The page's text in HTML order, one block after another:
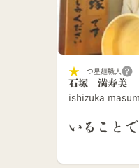
一つ星麺職人
石塚 満寿美
ishizuka
いること